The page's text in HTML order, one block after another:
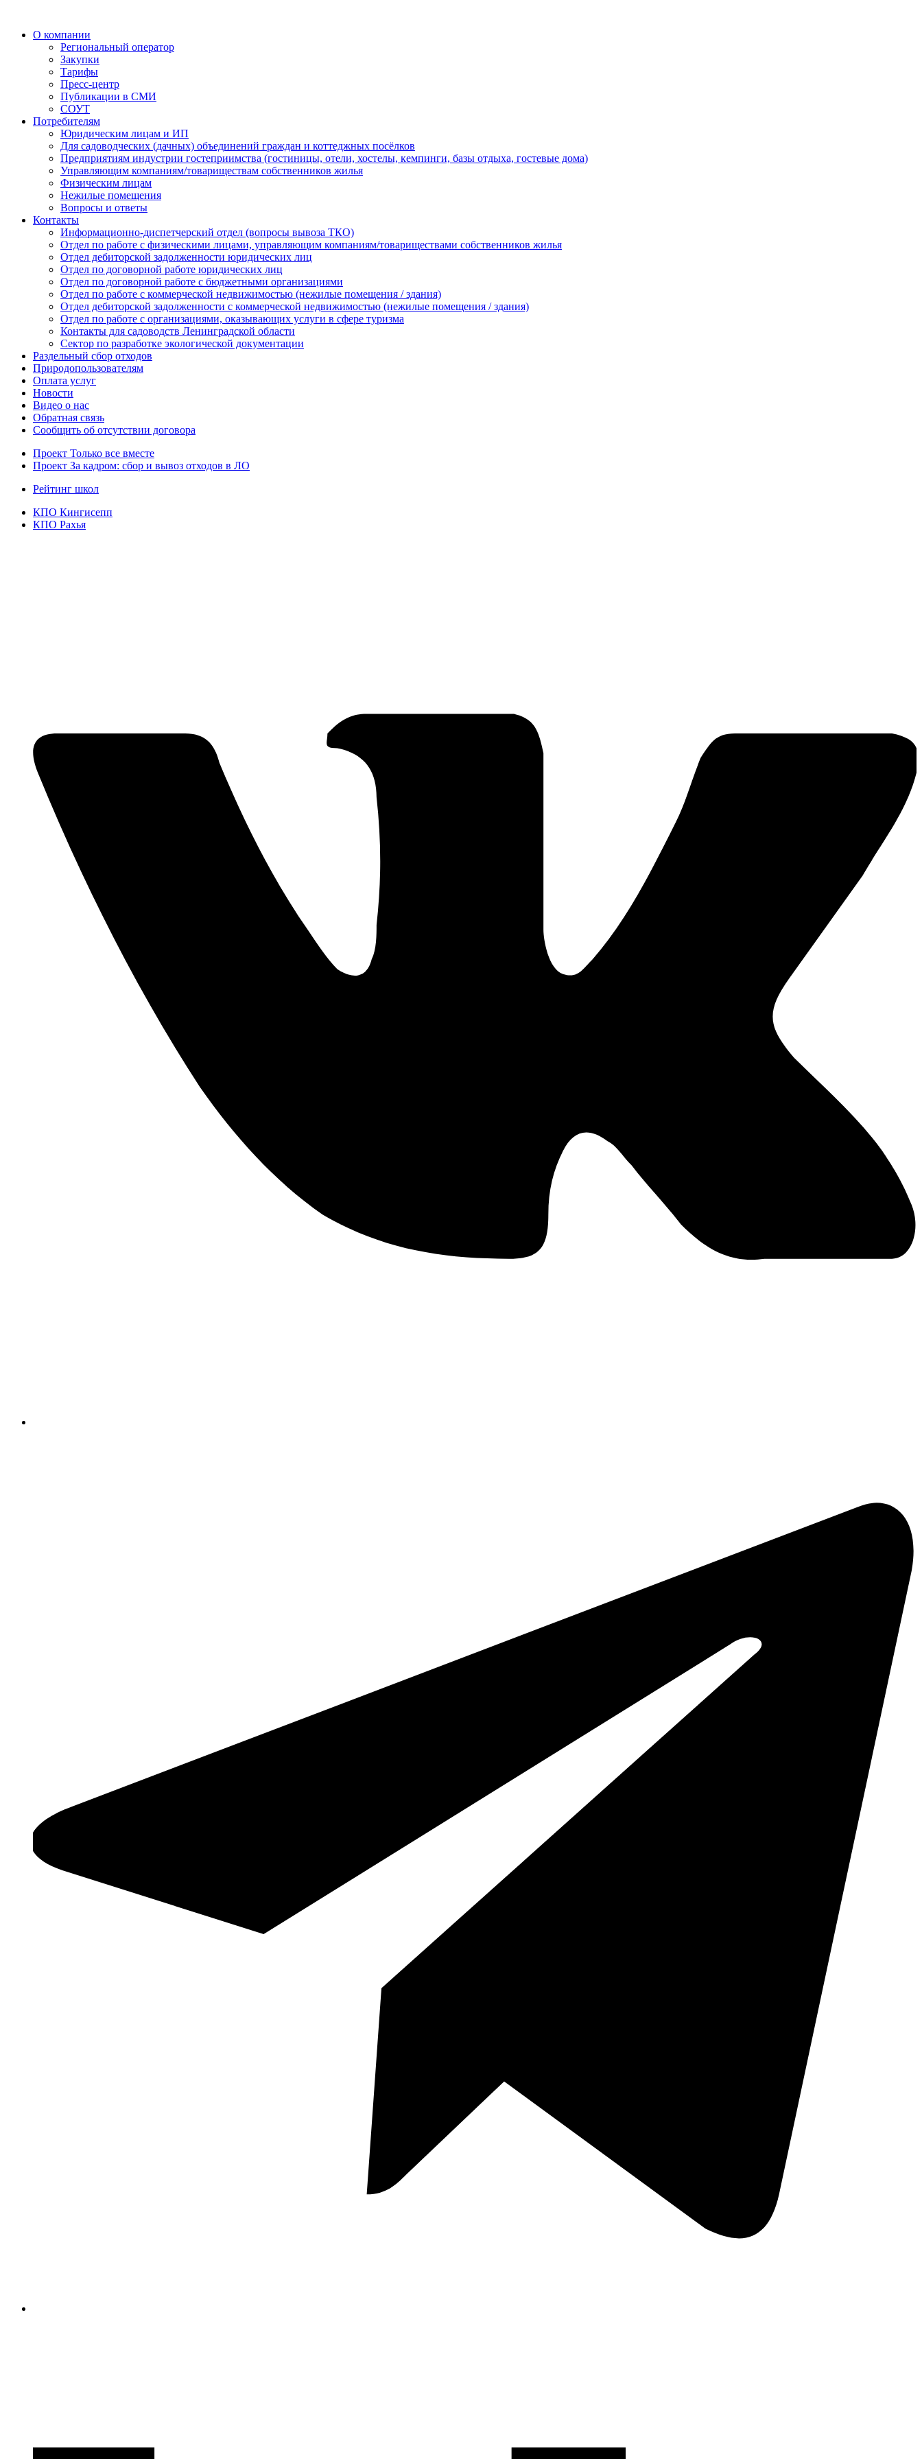
О компании
Региональный оператор
Закупки
Тарифы
Пресс-центр
Публикации в СМИ
СОУТ
Потребителям
Юридическим лицам и ИП
Для садоводческих (дачных) объединений граждан и коттеджных посёлков
Предприятиям индустрии гостеприимства (гостиницы, отели, хостелы, кемпинги, базы отдыха, гостевые дома)
Управляющим компаниям/товариществам собственников жилья
Физическим лицам
Нежилые помещения
Вопросы и ответы
Контакты
Информационно-диспетчерский отдел (вопросы вывоза ТКО)
Отдел по работе с физическими лицами, управляющим компаниям/товариществами собственников жилья
Отдел дебиторской задолженности юридических лиц
Отдел по договорной работе юридических лиц
Отдел по договорной работе с бюджетными организациями
Отдел по работе с коммерческой недвижимостью (нежилые помещения / здания)
Отдел дебиторской задолженности с коммерческой недвижимостью (нежилые помещения / здания)
Отдел по работе с организациями, оказывающих услуги в сфере туризма
Контакты для садоводств Ленинградской области
Сектор по разработке экологической документации
Раздельный сбор отходов
Природопользователям
Оплата услуг
Новости
Видео о нас
Обратная связь
Сообщить об отсутствии договора
Проект Только все вместе
Проект За кадром: сбор и вывоз отходов в ЛО
Рейтинг школ
КПО Кингисепп
КПО Рахья